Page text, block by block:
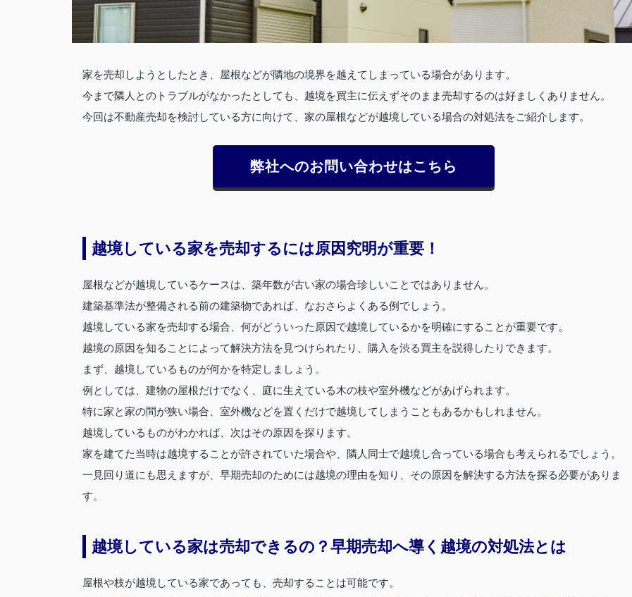
家を売却しようとしたとき、屋根などが隣地の境界を越えてしまっている場合があります。
今まで隣人とのトラブルがなかったとしても、越境を買主に伝えずそのまま売却するのは好ましくありません。
今回は不動産売却を検討している方に向けて、家の屋根などが越境している場合の対処法をご紹介します。
弊社へのお問い合わせはこちら
越境している家を売却するには原因究明が重要！
屋根などが越境しているケースは、築年数が古い家の場合珍しいことではありません。
建築基準法が整備される前の建築物であれば、なおさらよくある例でしょう。
越境している家を売却する場合、何がどういった原因で越境しているかを明確にすることが重要です。
越境の原因を知ることによって解決方法を見つけられたり、購入を渋る買主を説得したりできます。
まず、越境しているものが何かを特定しましょう。
例としては、建物の屋根だけでなく、庭に生えている木の枝や室外機などがあげられます。
特に家と家の間が狭い場合、室外機などを置くだけで越境してしまうこともあるかもしれません。
越境しているものがわかれば、次はその原因を探ります。
家を建てた当時は越境することが許されていた場合や、隣人同士で越境し合っている場合も考えられるでしょう。
一見回り道にも思えますが、早期売却のためには越境の理由を知り、その原因を解決する方法を探る必要がありま
す。
越境している家は売却できるの？早期売却へ導く越境の対処法とは
屋根や枝が越境している家であっても、売却することは可能です。